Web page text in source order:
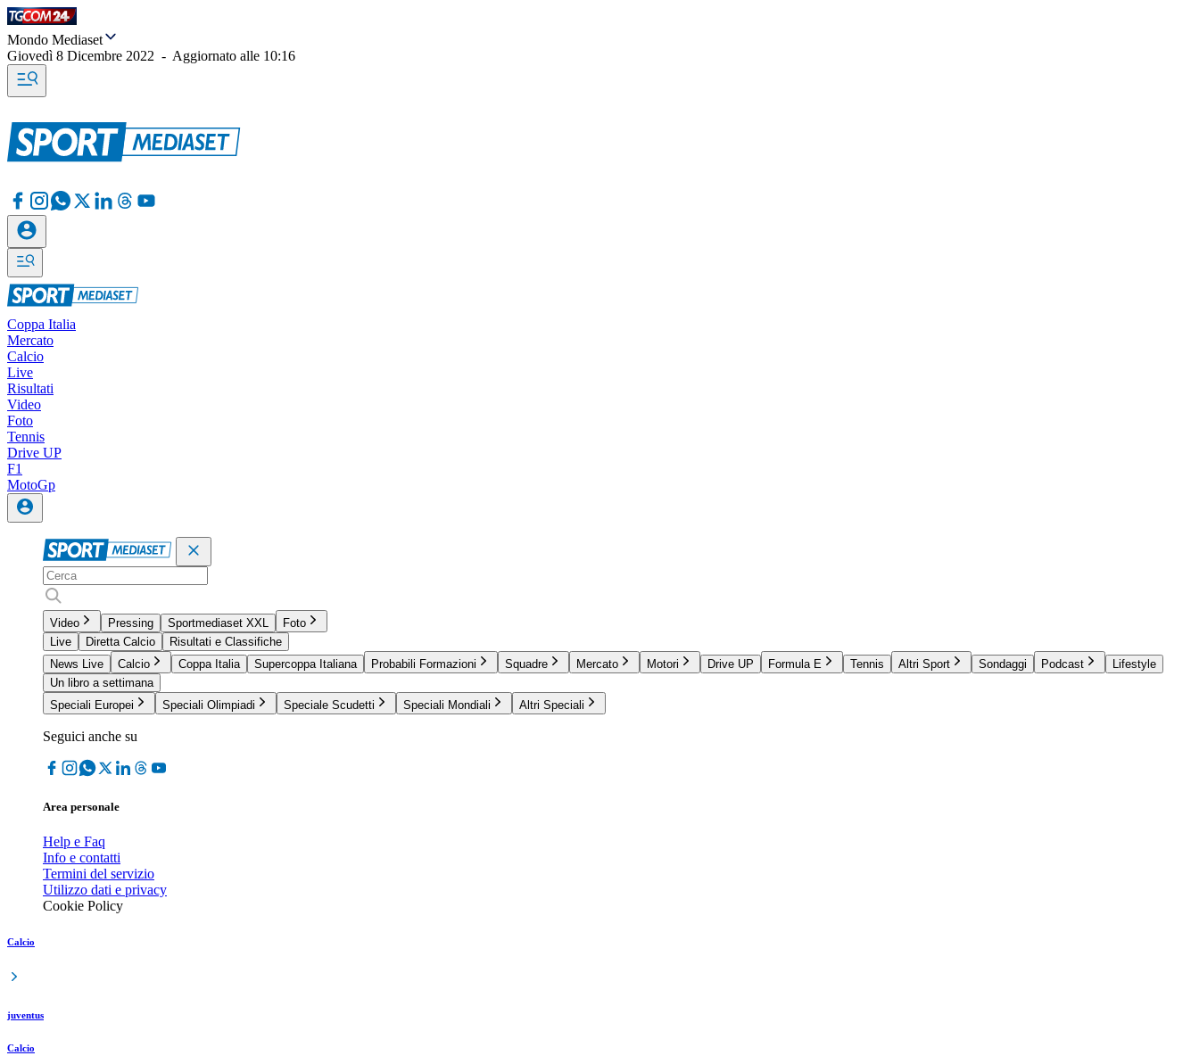
Mondo Mediaset
Giovedì 8 Dicembre 2022 - Aggiornato alle 10:16
Coppa Italia
Mercato
Calcio
Live
Risultati
Video
Foto
Tennis
Drive UP
F1
MotoGp
Video Pressing Sportmediaset XXL
Foto
Live
Diretta Calcio
Risultati e Classifiche
News Live
Calcio Coppa Italia Supercoppa Italiana Probabili Formazioni Squadre Mercato Motori Drive UP Formula E Tennis Altri Sport Sondaggi Podcast
Lifestyle
Un libro a settimana
Speciali Europei
Speciali Olimpiadi Speciale Scudetti Speciali Mondiali Altri Speciali
Seguici anche su
Area personale
Help e Faq
Info e contatti
Termini del servizio
Utilizzo dati e privacy
Cookie Policy
Calcio
juventus
Calcio